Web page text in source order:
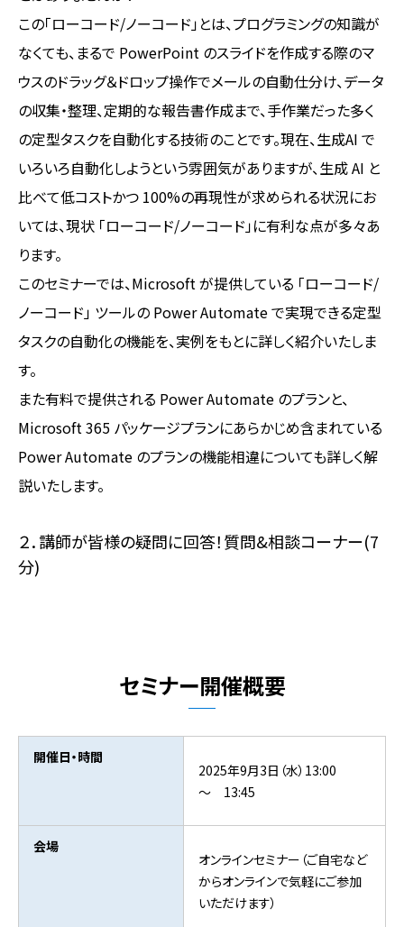
この「ローコード/ノーコード」とは、プログラミングの知識が
なくても、まるで PowerPoint のスライドを作成する際のマ
ウスのドラッグ＆ドロップ操作でメールの自動仕分け、データ
の収集・整理、定期的な報告書作成まで、手作業だった多く
の定型タスクを自動化する技術のことです。現在、生成AI で
いろいろ自動化しようという雰囲気がありますが、生成 AI と
比べて低コストかつ 100%の再現性が求められる状況にお
いては、現状 「ローコード/ノーコード」に有利な点が多々あ
ります。
このセミナーでは、Microsoft が提供している 「ローコード/
ノーコード」 ツールの Power Automate で実現できる定型
タスクの自動化の機能を、実例をもとに詳しく紹介いたしま
す。
また有料で提供される Power Automate のプランと、
Microsoft 365 パッケージプランにあらかじめ含まれている
Power Automate のプランの機能相違についても詳しく解
説いたします。
２．講師が皆様の疑問に回答！質問&相談コーナー(7
分)
セミナー開催概要
開催日・時間
2025年9月3日（水）13:00
～ 13:45
会場
オンラインセミナー（ご自宅など
からオンラインで気軽にご参加
いただけます）